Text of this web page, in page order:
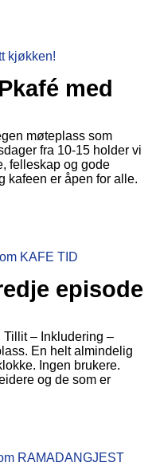
med
møteplass som
fra 10-15 holder vi
felleskap og gode
kafeen er åpen for alle.
episode
Tillit – Inkludering –
En helt almindelig
Ingen brukere.
og de som er